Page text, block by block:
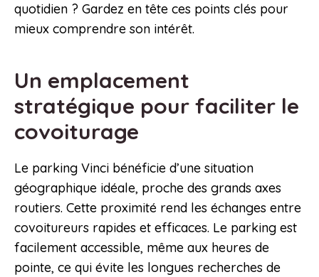
quotidien ? Gardez en tête ces points clés pour
mieux comprendre son intérêt.
Un emplacement
stratégique pour faciliter le
covoiturage
Le parking Vinci bénéficie d’une situation
géographique idéale, proche des grands axes
routiers. Cette proximité rend les échanges entre
covoitureurs rapides et efficaces. Le parking est
facilement accessible, même aux heures de
pointe, ce qui évite les longues recherches de